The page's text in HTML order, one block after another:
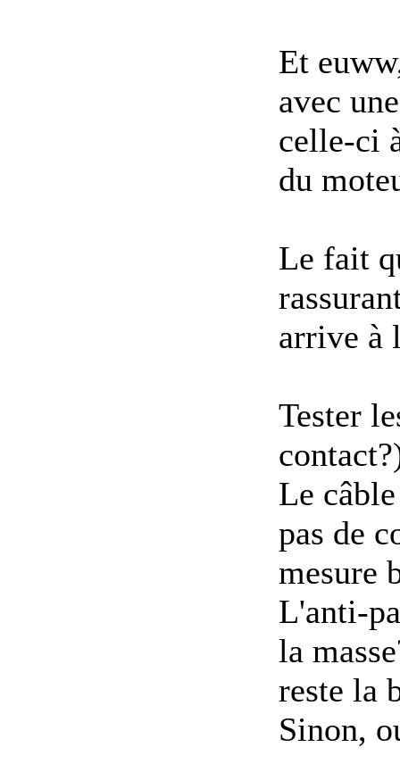
Et
avec
celle-ci
du
Le fait
arrive à
Tester
Le
pas de
mesure
L'anti-
la
reste la
Sinon,